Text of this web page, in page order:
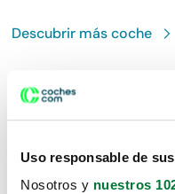
Uso responsable de
Nosotros y nuestros
Descubrir máscoche